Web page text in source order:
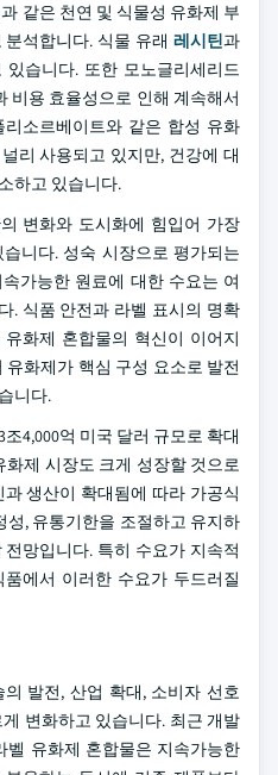
같은 천연 및 식물성 유화제 부
석합니다. 식물 유래 레시틴과
습니다. 또한 모노글리세리드
비용 효율성으로 인해 계속해서
소르베이트와 같은 합성 유화
리 사용되고 있지만, 건강에 대
하고 있습니다.
변화와 도시화에 힘입어 가장
니다. 성숙 시장으로 평가되는
가능한 원료에 대한 수요는 여
. 식품 안전과 라벨 표시의 명확
화제 혼합물의 혁신이 이어지
화제가 핵심 구성 요소로 발전
니다.
4,000억 미국 달러 규모로 확대
제 시장도 크게 성장할 것으로
생산이 확대됨에 따라 가공식
성, 유통기한을 조절하고 유지하
망입니다. 특히 수요가 지속적
에서 이러한 수요가 두드러질
발전, 산업 확대, 소비자 선호
변화하고 있습니다. 최근 개발
벨 유화제 혼합물은 지속가능한